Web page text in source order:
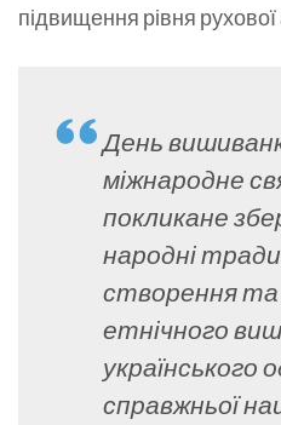
підвищення рівня рухової
День
міжнародне
покликане
народні
створення та
етнічного
українського
справжньої